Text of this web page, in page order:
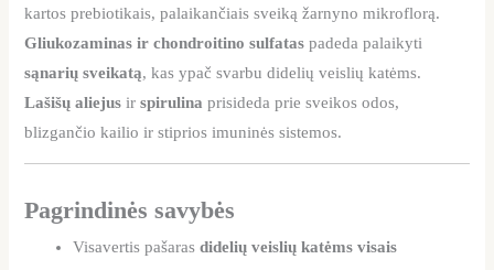
kartos prebiotikais, palaikančiais sveiką žarnyno mikroflorą.
Gliukozaminas ir chondroitino sulfatas padeda palaikyti
sąnarių sveikatą, kas ypač svarbu didelių veislių katėms.
Lašišų aliejus irspirulina prisideda prie sveikos odos,
blizgančio kailio ir stiprios imuninės sistemos.
Pagrindinės savybės
Visavertis pašarasdidelių veislių katėms visais